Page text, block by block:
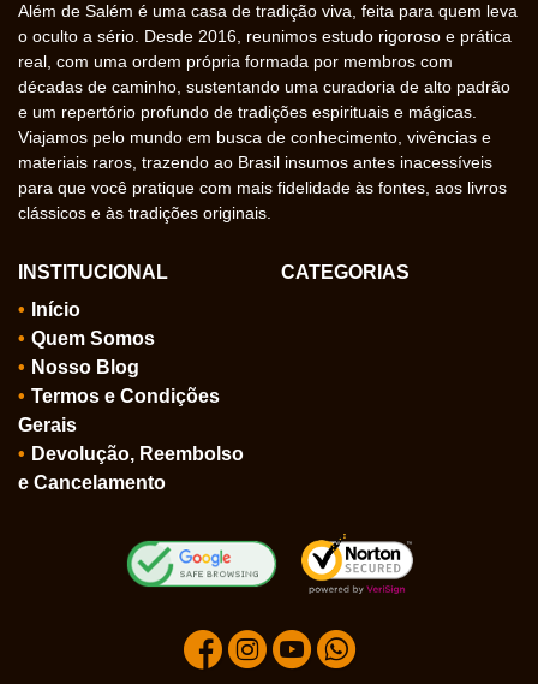
Além de Salém é uma casa de tradição viva, feita para quem leva
o oculto a sério. Desde 2016, reunimos estudo rigoroso e prática
real, com uma ordem própria formada por membros com
décadas de caminho, sustentando uma curadoria de alto padrão
e um repertório profundo de tradições espirituais e mágicas.
Viajamos pelo mundo em busca de conhecimento, vivências e
materiais raros, trazendo ao Brasil insumos antes inacessíveis
para que você pratique com mais fidelidade às fontes, aos livros
clássicos e às tradições originais.
INSTITUCIONAL
Início
Quem Somos
Nosso Blog
Termos e Condições
Gerais
Devolução, Reembolso
e Cancelamento
CATEGORIAS